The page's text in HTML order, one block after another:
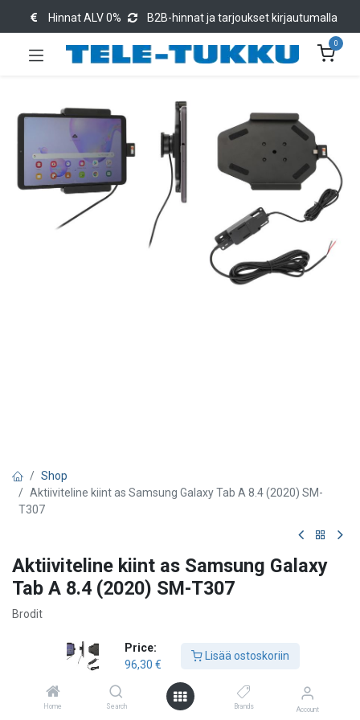
Price:
96,30 €
Lisää ostoskoriin
Home Search Brands Account
Hinnat ALV 0% B2B-hinnat ja tarjoukset kirjautumalla
0
Shop
Aktiiviteline kiint as Samsung Galaxy Tab A 8.4 (2020) SM-
T307
Aktiiviteline kiint as Samsung Galaxy
Tab A 8.4 (2020) SM-T307
Brodit
€
Lisää ostoskoriin